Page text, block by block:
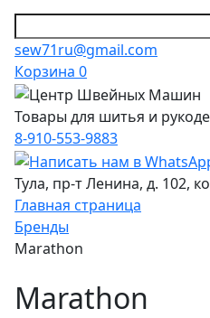
sew71ru@gmail.com
Корзина 0
Товары для шитья и
8-910-553-9883
Тула, пр-т Ленина, д. 102,
Главная страница
Бренды
Marathon
Marathon